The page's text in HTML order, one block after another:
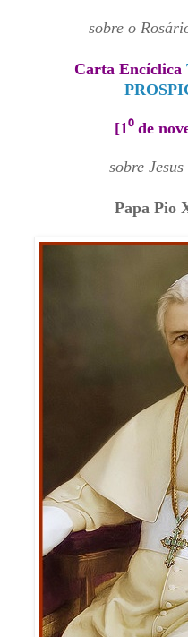
sobre o
Carta Encíclica
[1⁰ de
sobre
Papa Pio